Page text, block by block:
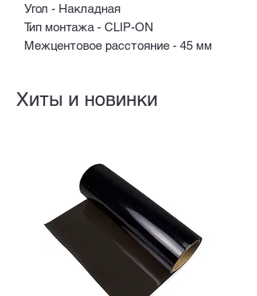
Угол - Накладная
Тип монтажа - CLIP-ON
Межцентовое расстояние - 45 мм
Хиты и новинки